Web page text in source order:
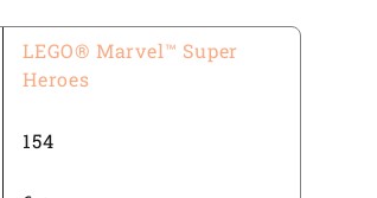
LEGO® Marvel™ Super
Heroes
154